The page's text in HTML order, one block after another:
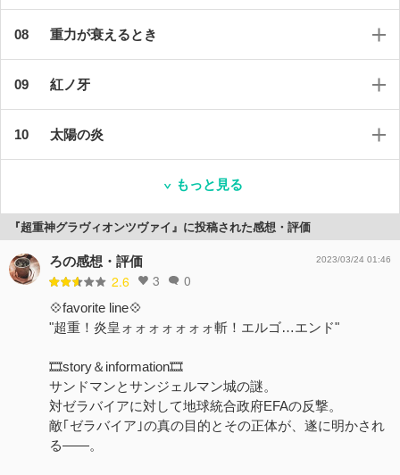
重力が衰えるとき
紅ノ牙
太陽の炎
もっと見る
『超重神グラヴィオンツヴァイ』に投稿された感想・評価
ろの感想・評価
2.6 3 0
2023/03/24 01:46
💠favorite line💠
"超重！炎皇ォォォォォォォ斬！エルゴ…エンド"
🎞️story＆information🎞️
サンドマンとサンジェルマン城の謎。
対ゼラバイアに対して地球統合政府EFAの反撃。
敵｢ゼラバイア｣の真の目的とその正体が、遂に明かされ
る――。